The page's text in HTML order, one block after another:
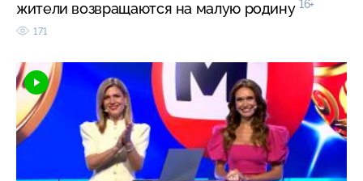
жители возвращаются на малую родину 16+
171